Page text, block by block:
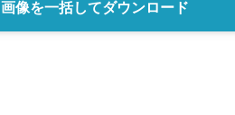
画像を一括してダウンロード